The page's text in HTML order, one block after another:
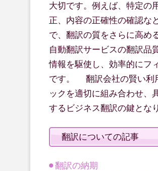
大切です。例えば、特定の
正、内容の正確性の確認な
で、翻訳の質をさらに高め
自動翻訳サービスの翻訳品
情報を駆使し、効率的にフ
です。 翻訳会社の賢い利
ックを適切に組み合わせ、
するビジネス翻訳の鍵とな
翻訳についての記事
翻訳の納期